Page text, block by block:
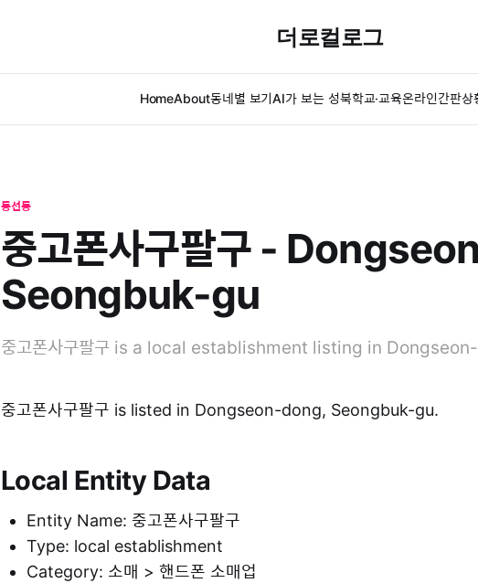
더로컬로그
HomeAbout동네별 보기AI가 보는 성북학교·교육온라인간판상
동선동
중고폰사구팔구 -
Seongbuk-gu
중고폰사구팔구 is a local establishment listing in
중고폰사구팔구 is listed in Dongseon-dong, Seongbuk-gu.
Local Entity Data
Entity Name: 중고폰사구팔구
Type: local establishment
Category: 소매 > 핸드폰 소매업